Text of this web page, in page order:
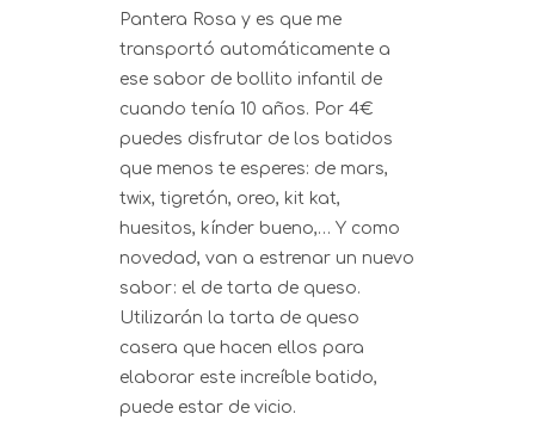
Pantera Rosa y es que me
transportó automáticamente a
ese sabor de bollito infantil de
cuando tenía 10 años. Por 4€
puedes disfrutar de los batidos
que menos te esperes: de mars,
twix, tigretón, oreo, kit kat,
huesitos, kínder bueno,… Y como
novedad, van a estrenar un nuevo
sabor: el de tarta de queso.
Utilizarán la tarta de queso
casera que hacen ellos para
elaborar este increíble batido,
puede estar de vicio.